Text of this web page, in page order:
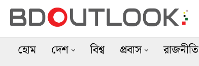
হোম দেশ বিশ্ব প্রবাস রাজনীতি